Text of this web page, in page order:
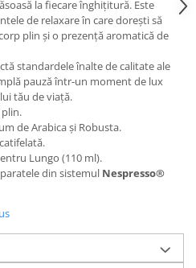
la fiecare înghițitură. Este
de relaxare în care dorești să
plin și o prezență aromatică de
standardele înalte de calitate ale
pauză într-un moment de lux
tău de viață.
de Arabica și Robusta.
Lungo (110 ml).
din sistemul Nespresso®